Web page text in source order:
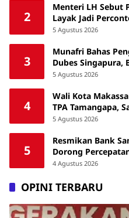
2
Menteri LH Sebut
Layak Jadi
5 Agustus 2026
3
Munafri Bahas
Dubes Singapura,
ASN hingga
5 Agustus 2026
4
Wali Kota
TPA Tamangapa,
Persen
5 Agustus 2026
5
Resmikan Bank
Dorong
Makassar
4 Agustus 2026
OPINI TERBARU